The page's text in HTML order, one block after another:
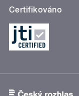
Certifikováno